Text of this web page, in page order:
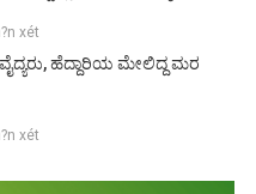
xét
ಹೆದ್ದಾರಿಯ ಮೇಲಿದ್ದ ಮರ
xét